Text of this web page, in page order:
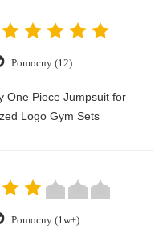
Pomocny (12)
One Piece Jumpsuit for
Logo Gym Sets
Pomocny (1w+)